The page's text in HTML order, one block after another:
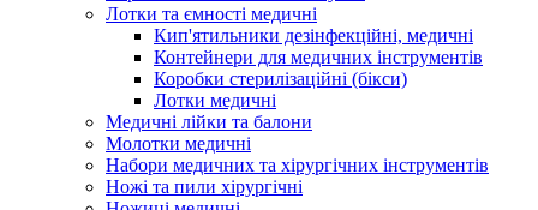
Лотки та ємності медичні
Кип'ятильники дезінфекційні, медичні
Контейнери для медичних інструментів
Коробки стерилізаційні (бікси)
Лотки медичні
Медичні лійки та балони
Молотки медичні
Набори медичних та хірургічних інструментів
Ножі та пили хірургічні